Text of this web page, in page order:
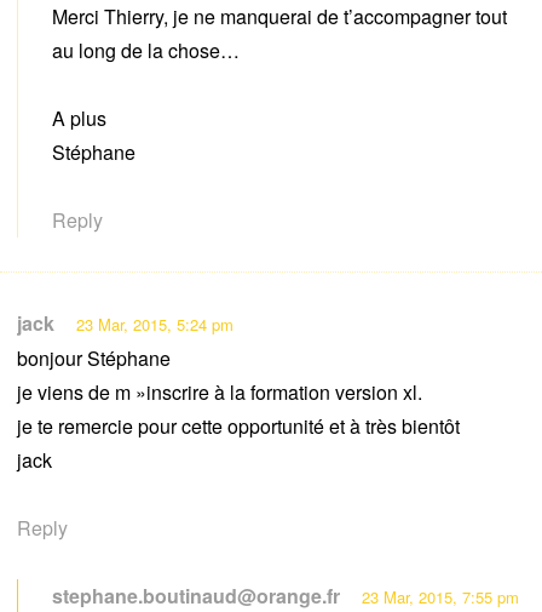
Merci Thierry, je ne manquerai de t’accompagner tout
au long de la chose…
A plus
Stéphane
Reply
jack 23 Mar, 2015, 5:24 pm
bonjour Stéphane
je viens de m »inscrire à la formation version xl.
je te remercie pour cette opportunité et à très bientôt
jack
Reply
stephane.boutinaud@orange.fr 23 Mar, 2015, 7:55 pm